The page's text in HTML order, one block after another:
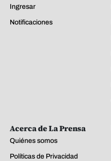
Ingresar
Notificaciones
Acerca de La Prensa
Quiénes somos
Políticas de Privacidad